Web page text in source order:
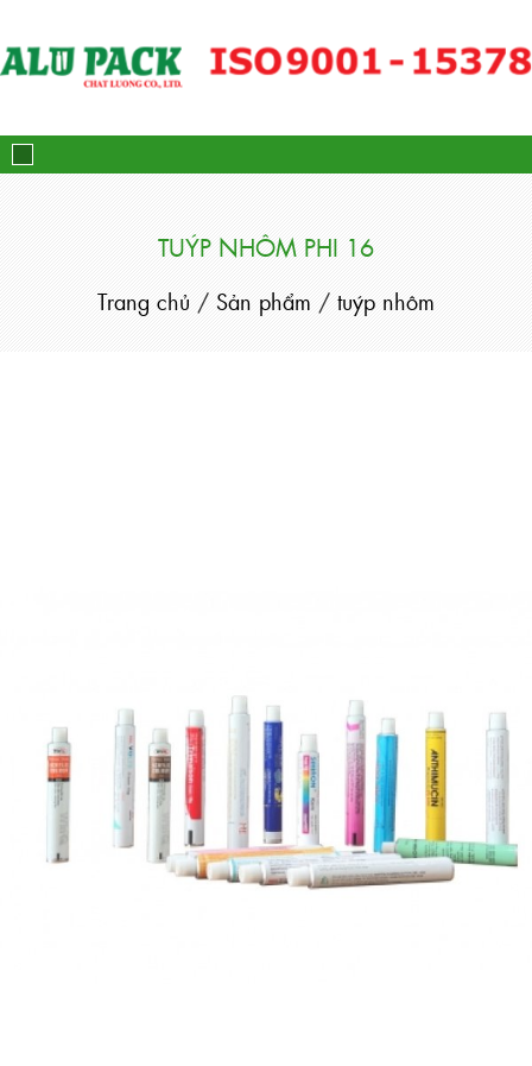
TUÝP NHÔM PHI 16
Trang chủ / Sản phẩm / tuýp nhôm